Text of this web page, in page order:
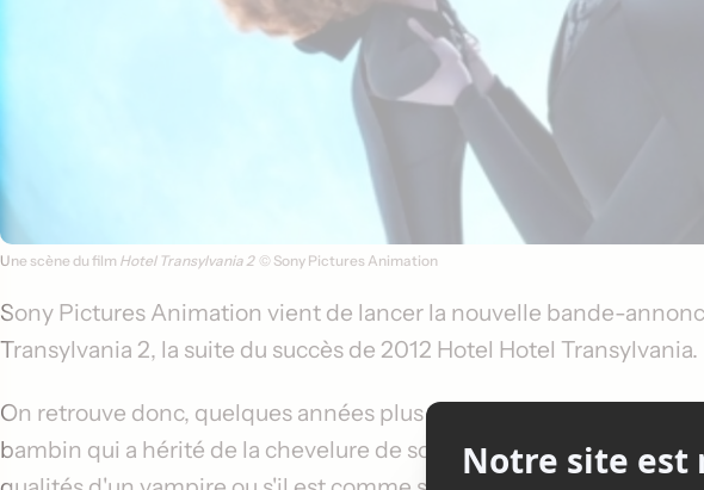
Une scène du film Hotel Transylvania 2© Sony Pictures Animation
Sony Pictures Animation vient de lancer la nouvelle bande-
Transylvania 2, la suite du succès de 2012 Hotel Hotel Transylvania.
On retrouve donc, quelques années plus tard, Dracula et sa fille
bambin qui a hérité de la chevelure de son papa humain, Jonathan.